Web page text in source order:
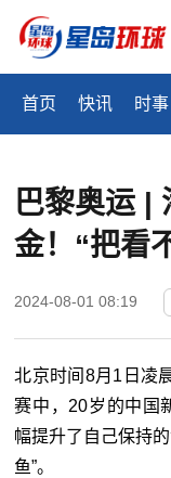
首页 快讯 时事
巴黎奥运 |
金！“把看
2024-08-01 08:19
北京时间8月1日凌
赛中，20岁的中国
幅提升了自己保持
鱼”。